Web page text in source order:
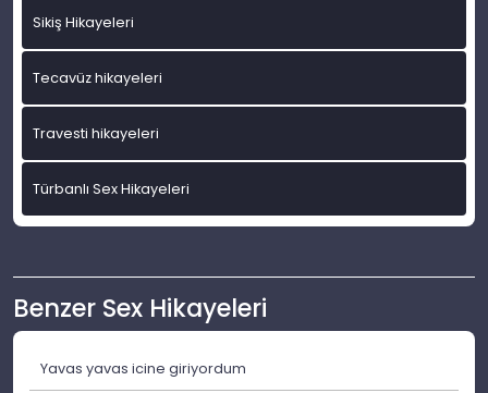
Sikiş Hikayeleri
Tecavüz hikayeleri
Travesti hikayeleri
Türbanlı Sex Hikayeleri
Benzer Sex Hikayeleri
Yavas yavas icine giriyordum